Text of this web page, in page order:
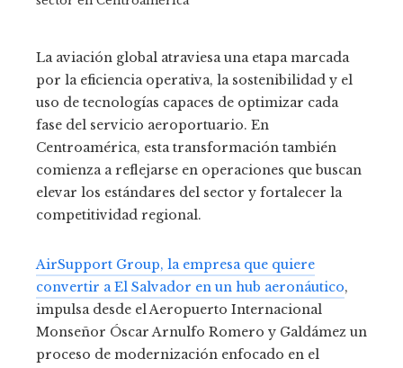
La aviación global atraviesa una etapa marcada
por la eficiencia operativa, la sostenibilidad y el
uso de tecnologías capaces de optimizar cada
fase del servicio aeroportuario. En
Centroamérica, esta transformación también
comienza a reflejarse en operaciones que buscan
elevar los estándares del sector y fortalecer la
competitividad regional.
AirSupport Group, la empresa que quiere
convertir a El Salvador en un hub aeronáutico,
impulsa desde el Aeropuerto Internacional
Monseñor Óscar Arnulfo Romero y Galdámez un
proceso de modernización enfocado en el